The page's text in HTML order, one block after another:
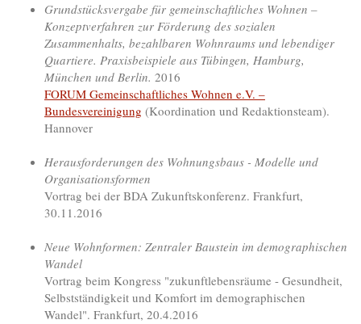
Grundstücksvergabe für gemeinschaftliches Wohnen –
Konzeptverfahren zur Förderung des sozialen
Zusammenhalts, bezahlbaren Wohnraums und lebendiger
Quartiere. Praxisbeispiele aus Tübingen, Hamburg,
München und Berlin. 2016
FORUM Gemeinschaftliches Wohnen e.V. –
Bundesvereinigung (Koordination und Redaktionsteam).
Hannover
Herausforderungen des Wohnungsbaus - Modelle und
Organisationsformen
Vortrag bei der BDA Zukunftskonferenz. Frankfurt,
30.11.2016
Neue Wohnformen: Zentraler Baustein im demographischen
Wandel
Vortrag beim Kongress "zukunftlebensräume - Gesundheit,
Selbstständigkeit und Komfort im demographischen
Wandel". Frankfurt, 20.4.2016